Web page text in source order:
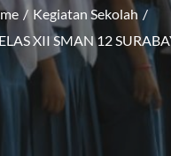
Kegiatan Sekolah
XII SMAN 12